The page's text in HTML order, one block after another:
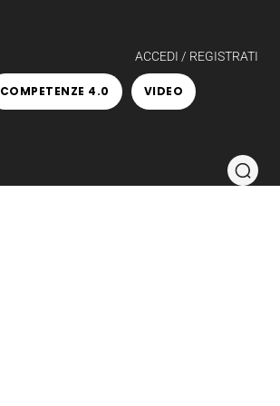
ACCEDI / REGISTRATI
COMPETENZE 4.0 VIDEO